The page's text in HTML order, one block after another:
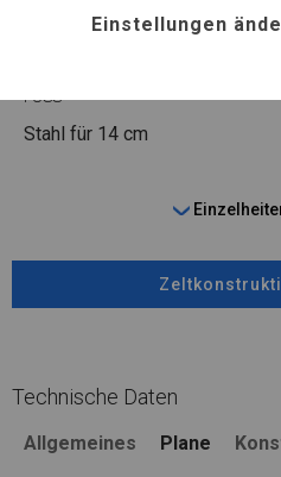
FUSS
Stahl für 14 cm
Technische Daten
Allgemeines Plane
Einstellungen